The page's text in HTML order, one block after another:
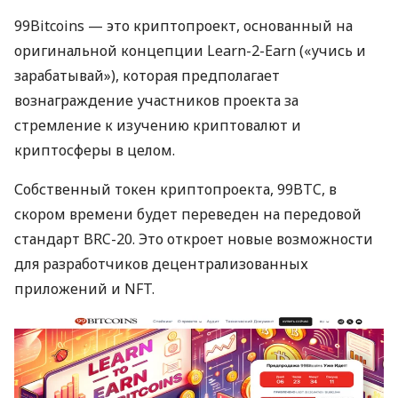
99Bitcoins — это криптопроект, основанный на
оригинальной концепции Learn-2-Earn («учись и
зарабатывай»), которая предполагает
вознаграждение участников проекта за
стремление к изучению криптовалют и
криптосферы в целом.
Собственный токен криптопроекта, 99BTC, в
скором времени будет переведен на передовой
стандарт BRC-20. Это откроет новые возможности
для разработчиков децентрализованных
приложений и NFT.